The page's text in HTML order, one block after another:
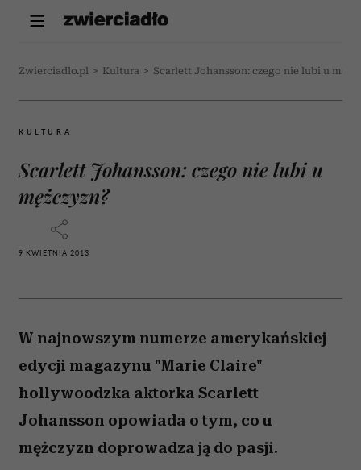
Zwierciadlo.pl > Kultura > Scarlett Johansson: czego nie lubi u
KULTURA
Scarlett Johansson: czego nie lubi u
mężczyzn?
9 KWIETNIA 2013
W najnowszym numerze amerykańskiej
edycji magazynu "Marie Claire"
hollywoodzka aktorka Scarlett
Johansson opowiada o tym, co u
mężczyzn doprowadza ją do pasji.